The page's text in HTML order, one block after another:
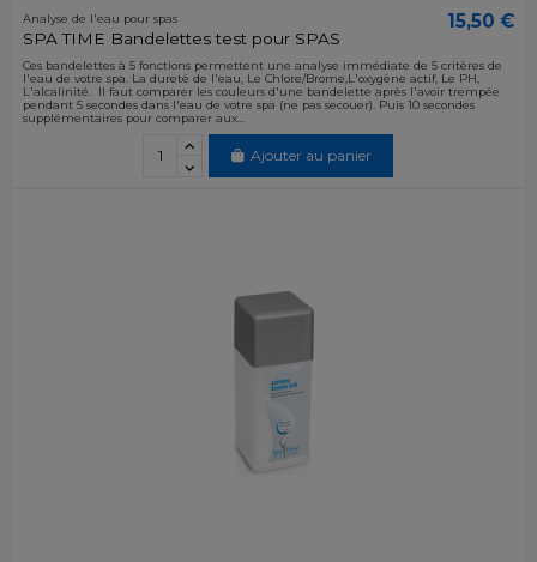
Analyse de l'eau pour spas
SPA TIME Bandelettes test pour SPAS
15,50 €
Ces bandelettes à 5 fonctions permettent une analyse immédiate de 5 critères de
l'eau de votre spa. La dureté de l'eau, Le Chlore/Brome,L'oxygène actif, Le PH,
L'alcalinité. Il faut comparer les couleurs d'une bandelette après l'avoir trempée
pendant 5 secondes dans l'eau de votre spa (ne pas secouer). Puis 10 secondes
supplémentaires pour comparer aux...
Ajouter au panier